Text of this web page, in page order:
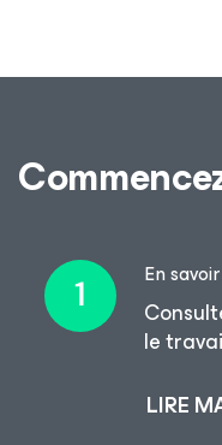
En
le
LIRE